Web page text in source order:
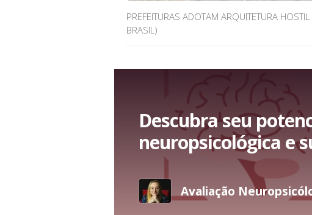
PREFEITURAS ADOTAM ARQUITETURA
BRASIL)
Descubra seu
neuropsicológica e
Avaliação